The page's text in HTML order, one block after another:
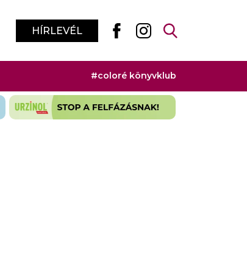
HÍRLEVÉL
#coloré könyvklub